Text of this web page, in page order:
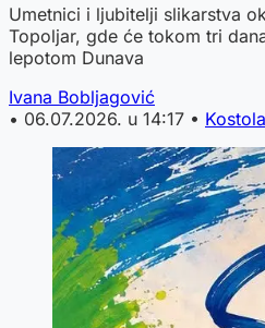
Umetnici i ljubitelji slikarstva
Topoljar, gde će tokom tri
lepotom Dunava
Ivana Bobljagović
• 06.07.2026. u 14:17 •